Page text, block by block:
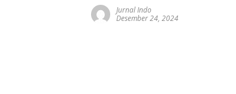
Jurnal Indo
Desember 24, 2024